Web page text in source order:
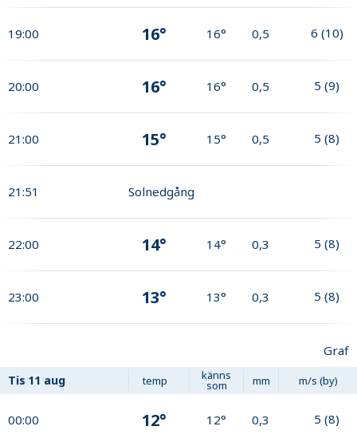
19:00 16° 16° 0,5 6 (10)
20:00 16° 16° 0,5 5 (9)
21:00 15° 15° 0,5 5 (8)
21:51 Solnedgång
22:00 14° 14° 0,3 5 (8)
23:00 13° 13° 0,3 5 (8)
Graf
Tis 11 aug temp känns
som mm m/s (by)
00:00 12° 12° 0,3 5 (8)